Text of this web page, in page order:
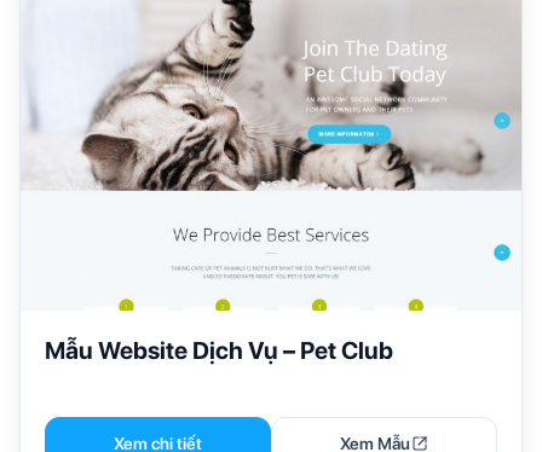
Mẫu Website Dịch Vụ – Pet Club
Xem chi tiết Xem Mẫu